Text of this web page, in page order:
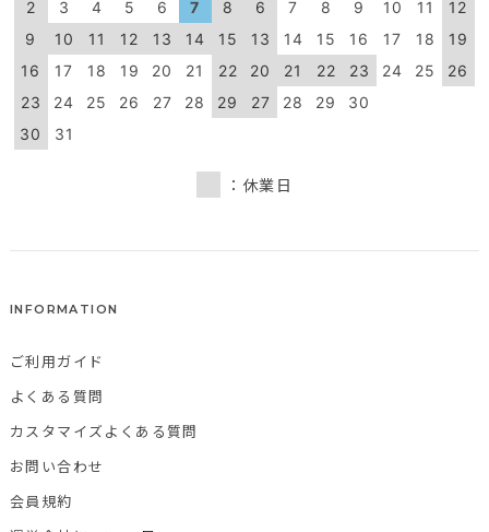
2
3 4 5 6 7
8
9
10 11 12 13 14
15
16
17 18 19 20 21
22
23
24 25 26 27 28
29
30
31
6
7 8 9 10 11
12
13
14 15 16 17 18
19
20
21 22 23 24 25
26
27
28 29 30
：休業日
INFORMATION
ご利用ガイド
よくある質問
カスタマイズよくある質問
お問い合わせ
会員規約